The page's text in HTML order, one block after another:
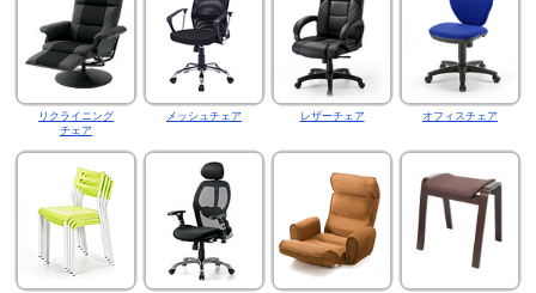
リクライニング
チェア
メッシュチェア レザーチェア オフィスチェア